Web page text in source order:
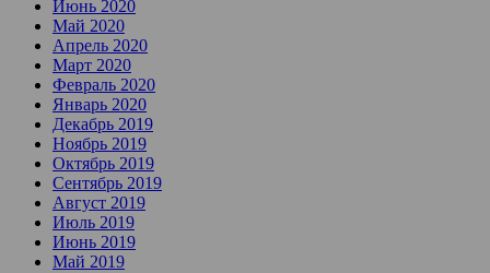
Июнь 2020
Май 2020
Апрель 2020
Март 2020
Февраль 2020
Январь 2020
Декабрь 2019
Ноябрь 2019
Октябрь 2019
Сентябрь 2019
Август 2019
Июль 2019
Июнь 2019
Май 2019